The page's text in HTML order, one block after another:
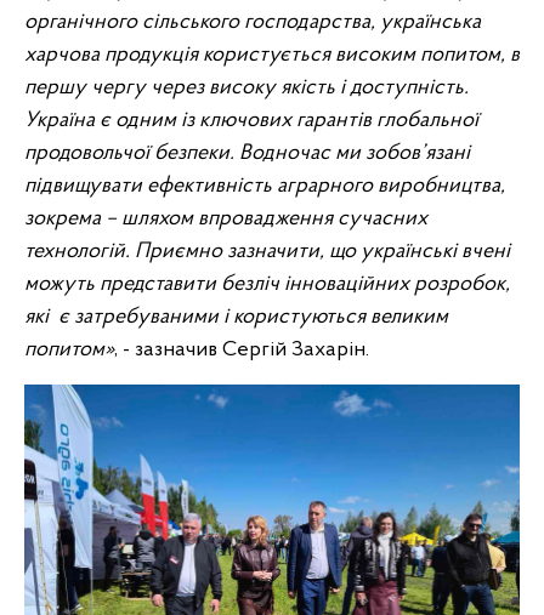
органічного сільського господарства, українська
харчова продукція користується високим попитом, в
першу чергу через високу якість і доступність.
Україна є одним із ключових гарантів глобальної
продовольчої безпеки. Водночас ми зобов’язані
підвищувати ефективність аграрного виробництва,
зокрема – шляхом впровадження сучасних
технологій. Приємно зазначити, що українські вчені
можуть представити безліч інноваційних розробок,
які є затребуваними і користуються великим
попитом», - зазначив Сергій Захарін.